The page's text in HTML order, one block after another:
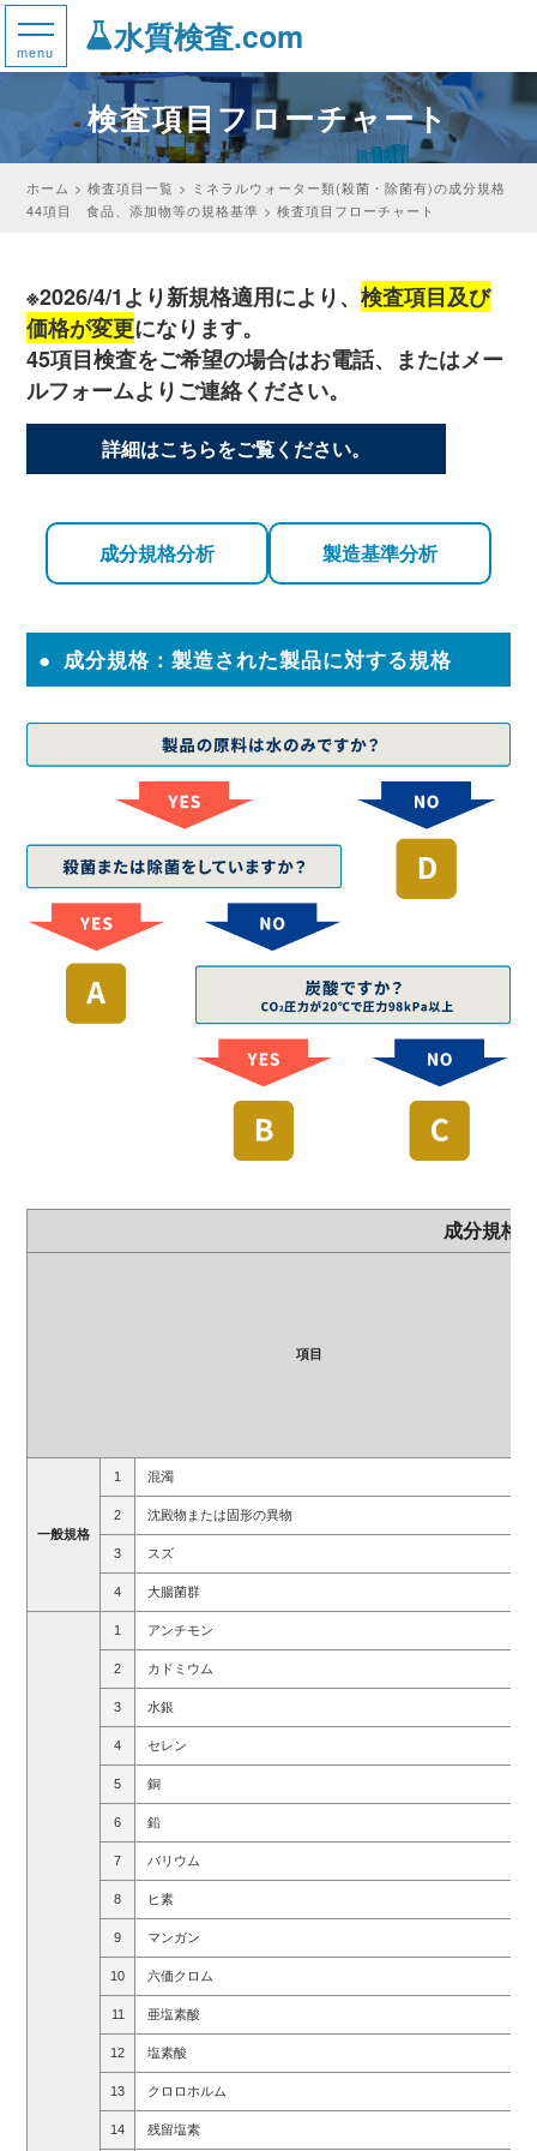
水質検査.com
検査項目フローチャート
ホーム 検査項目一覧
ミネラルウォーター類(殺菌・除菌有)の成分規格
44項目 食品、添加物等の規格基準
検査項目フローチャート
※2026/4/1より新規格適用により、検査項目及び
価格が変更になります。
45項目検査をご希望の場合はお電話、またはメー
ルフォームよりご連絡ください。
詳細はこちらをご覧ください。
成分規格分析 製造基準分析
成分規格：製造された製品に対する規格
成分規格
項目
一般規格
1 混濁
2 沈殿物または固形の異物
3 スズ
4 大腸菌群
1 アンチモン
2 カドミウム
3 水銀
4 セレン
5 銅
6 鉛
7 バリウム
8 ヒ素
9 マンガン
10 六価クロム
11 亜塩素酸
12 塩素酸
13 クロロホルム
14 残留塩素